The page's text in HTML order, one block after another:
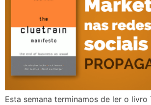
Esta semana terminamos de ler o livro